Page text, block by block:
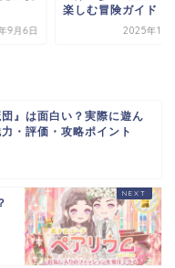
月17日
バトルが楽しめる
2025年10
団』は面白い？実際に遊ん
・評価・攻略ポイント